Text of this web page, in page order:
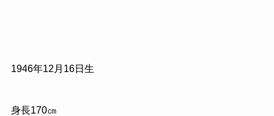
1946年12 月 16日生
身長170㎝